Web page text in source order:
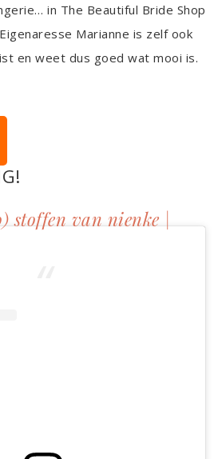
in The Beautiful Bride Shop
Marianne is zelf ook
en weet dus goed wat mooi is.
stoffen van nienke |